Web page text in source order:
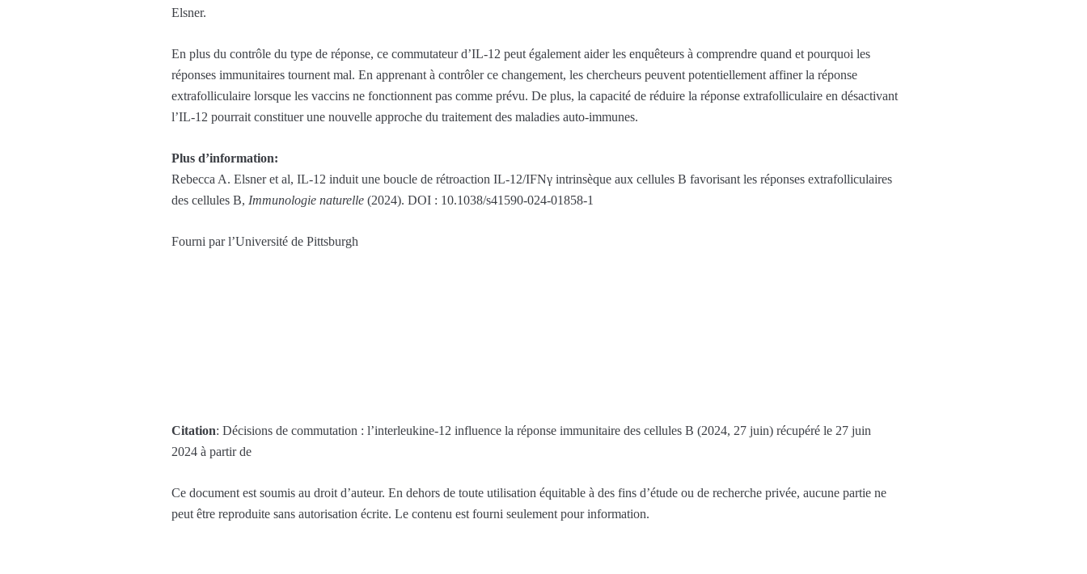
Elsner.
En plus du contrôle du type de réponse, ce commutateur d’IL-12 peut également aider les enquêteurs à comprendre quand et pourquoi les
réponses immunitaires tournent mal. En apprenant à contrôler ce changement, les chercheurs peuvent potentiellement affiner la réponse
extrafolliculaire lorsque les vaccins ne fonctionnent pas comme prévu. De plus, la capacité de réduire la réponse extrafolliculaire en désactivant
l’IL-12 pourrait constituer une nouvelle approche du traitement des maladies auto-immunes.
Plus d’information:
Rebecca A. Elsner et al, IL-12 induit une boucle de rétroaction IL-12/IFNγ intrinsèque aux cellules B favorisant les réponses extrafolliculaires
des cellules B, Immunologie naturelle (2024). DOI : 10.1038/s41590-024-01858-1
Fourni par l’Université de Pittsburgh
Citation: Décisions de commutation : l’interleukine-12 influence la réponse immunitaire des cellules B (2024, 27 juin) récupéré le 27 juin
2024 à partir de
Ce document est soumis au droit d’auteur. En dehors de toute utilisation équitable à des fins d’étude ou de recherche privée, aucune partie ne
peut être reproduite sans autorisation écrite. Le contenu est fourni seulement pour information.